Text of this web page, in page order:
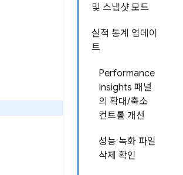
및 스냅샷 모드
실적 통계 업데이
트
Performance
Insights 패널
의 확대/축소
컨트롤 개선
성능 녹화 파일
삭제 확인